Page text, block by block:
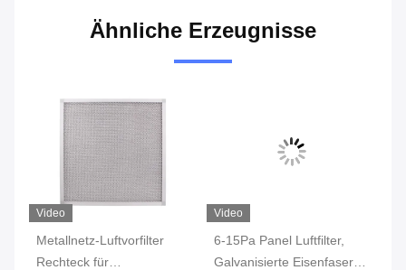
Ähnliche Erzeugnisse
Video
Metallnetz-Luftvorfilter
Rechteck für
Video
6-15Pa Panel Luftfilter,
Galvanisierte Eisenfaser